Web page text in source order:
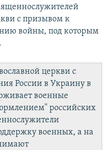
с призывом к
войны, под которым
церкви с
России в Украину в
военные
российских
военных, а на